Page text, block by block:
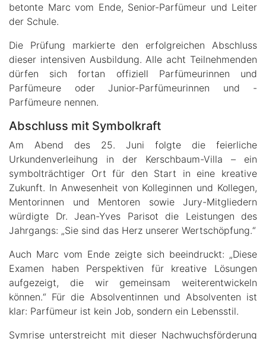
betonte Marc vom Ende, Senior-Parfümeur und Leiter
der Schule.
Die Prüfung markierte den erfolgreichen Abschluss
dieser intensiven Ausbildung. Alle acht Teilnehmenden
dürfen sich fortan offiziell Parfümeurinnen und
Parfümeure oder Junior-Parfümeurinnen und -
Parfümeure nennen.
Abschluss mit Symbolkraft
Am Abend des 25. Juni folgte die feierliche
Urkundenverleihung in der Kerschbaum-Villa – ein
symbolträchtiger Ort für den Start in eine kreative
Zukunft. In Anwesenheit von Kolleginnen und Kollegen,
Mentorinnen und Mentoren sowie Jury-Mitgliedern
würdigte Dr. Jean-Yves Parisot die Leistungen des
Jahrgangs: „Sie sind das Herz unserer Wertschöpfung.“
Auch Marc vom Ende zeigte sich beeindruckt: „Diese
Examen haben Perspektiven für kreative Lösungen
aufgezeigt, die wir gemeinsam weiterentwickeln
können.“ Für die Absolventinnen und Absolventen ist
klar: Parfümeur ist kein Job, sondern ein Lebensstil.
Symrise unterstreicht mit dieser Nachwuchsförderung